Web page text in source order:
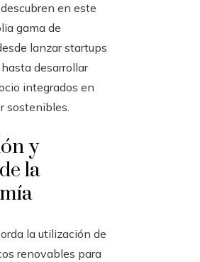
en este
gama de
lanzar startups
desarrollar
integrados en
sostenibles.
y
la
la utilización de
renovables para